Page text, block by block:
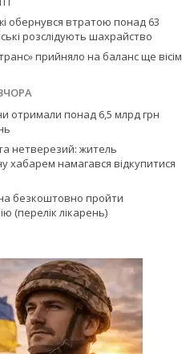
обернувся втратою понад 63
розслідують шахрайство
прийняло на баланс ще вісім
отримали понад 6,5 млрд грн
нетверезий: житель
хабарем намагався відкупитися
безкоштовно пройти
(перелік лікарень)